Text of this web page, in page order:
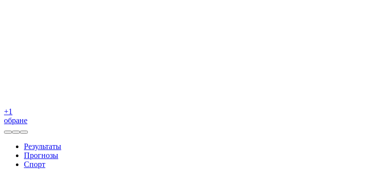
+1
обране
Результаты
Прогнозы
Спорт